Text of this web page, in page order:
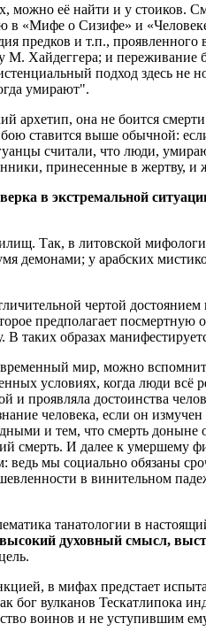
можно её найти и у
«Мифе о Сизифе» и
предков и т.п.,
Хайдеггера; и
подход здесь
умирают".
архетип, она не боится
ставится выше обычной:
считали, что люди,
принесенные в жертву,
в экстремальной
Так, в литовской
демонами; у арабских
чертой
предполагает
образах
мир, можно
условиях, когда люди
и проявляла достоинства
человека, если он
и тем, что смерть
смерть. И далее к умершему
ведь мы социально обязаны
в винительном
танатологии в
духовный смысл,
в мифах предстает
вулканов Тескатлипока
воинов и не уступившим